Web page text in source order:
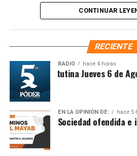
Desde su implementación, los
las y los habitantes gestionen
prioritarios como
social y atención comunitaria. La
CONTINUAR
RECIENTE
RADIO hace 4 horas
Síntesis Matutina Jueves 6 de
EN LA OPINIÓN DE: hace 5
Sociedad ofendida e